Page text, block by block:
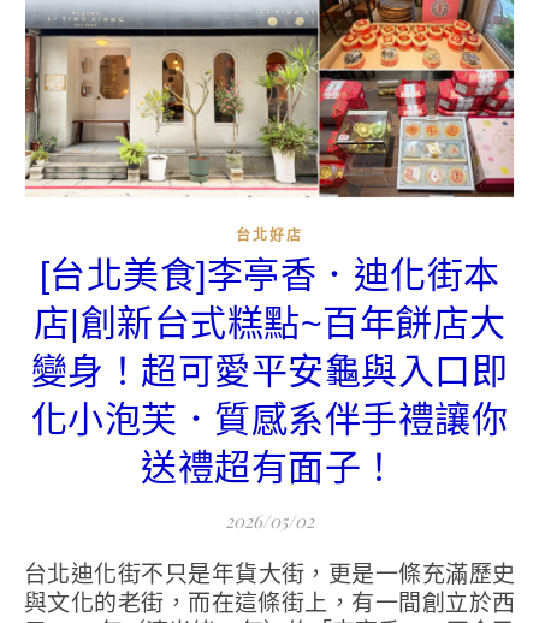
台北好店
[台北美食]李亭香．迪化街本
店|創新台式糕點~百年餅店大
變身！超可愛平安龜與入口即
化小泡芙．質感系伴手禮讓你
送禮超有面子！
2026/05/02
台北迪化街不只是年貨大街，更是一條充滿歷史
與文化的老街，而在這條街上，有一間創立於西